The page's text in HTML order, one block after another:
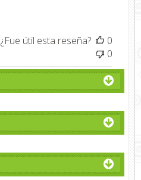
¿Fue útil esta reseña?
0
0